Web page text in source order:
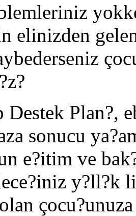
elinizden
Destek Plan?,
sonucu
e?itim ve
y?ll?k